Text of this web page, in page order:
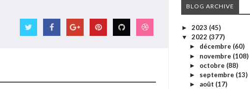
BLOG ARCHIVE
► 2023 (45)
▼ 2022 (377)
► décembre (60)
► novembre (108)
► octobre (88)
► septembre (13)
► août (17)